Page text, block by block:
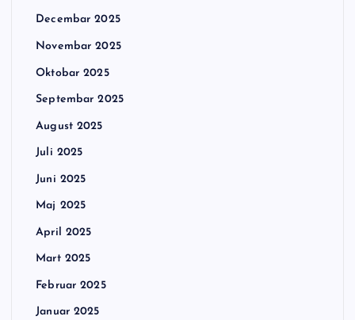
Decembar 2025
Novembar 2025
Oktobar 2025
Septembar 2025
August 2025
Juli 2025
Juni 2025
Maj 2025
April 2025
Mart 2025
Februar 2025
Januar 2025